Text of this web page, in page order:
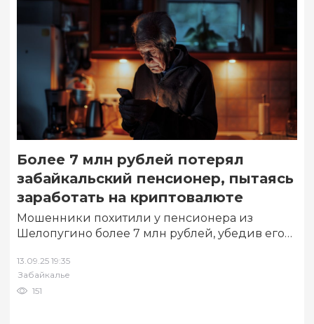
Более 7 млн рублей потерял
забайкальский пенсионер, пытаясь
заработать на криптовалюте
Мошенники похитили у пенсионера из
Шелопугино более 7 млн рублей, убедив его
сентября…
13.09.25 19:35
Забайкалье
151